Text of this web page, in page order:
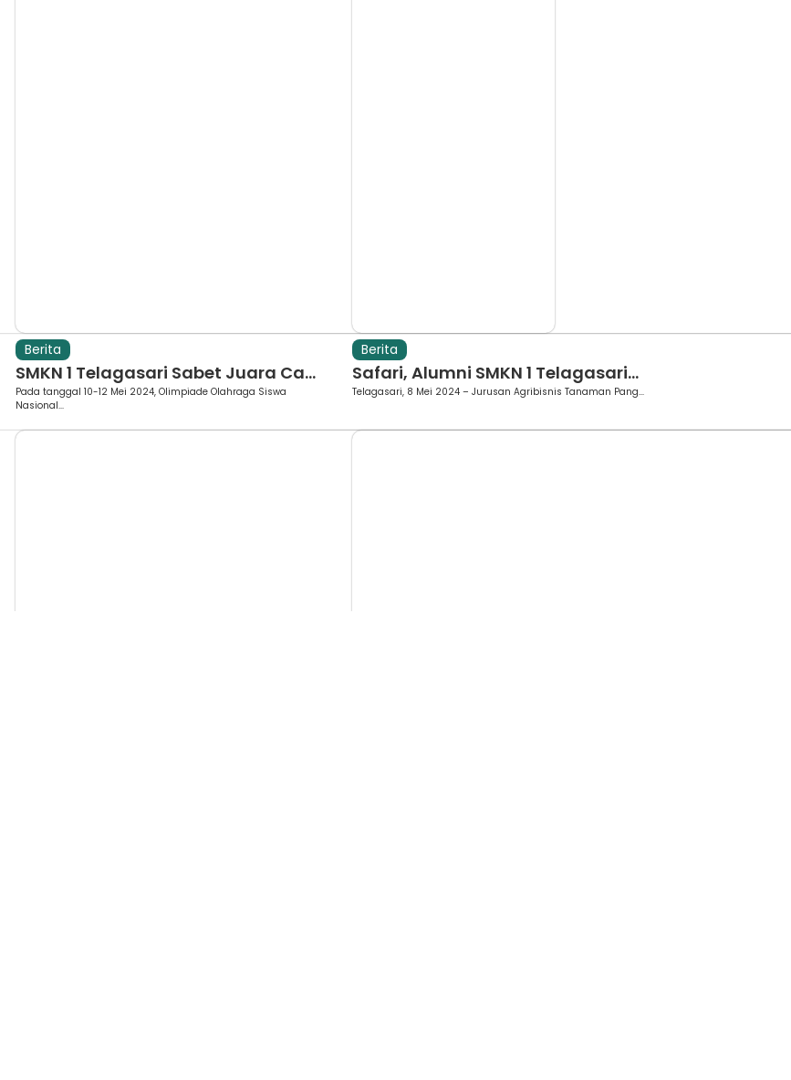
Berita
SMKN 1 Telagasari Sabet Juara Ca...
Pada tanggal 10-12 Mei 2024, Olimpiade Olahraga Siswa
Nasional...
Berita
Safari, Alumni SMKN 1 Telagasari...
Telagasari, 8 Mei 2024 – Jurusan Agribisnis Tanaman Pang...